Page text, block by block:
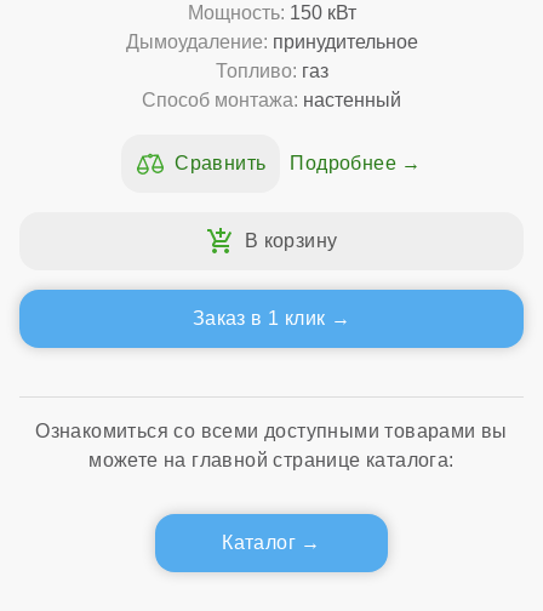
Мощность: 150 кВт
Дымоудаление: принудительное
Топливо: газ
Способ монтажа: настенный
Подробнее
Заказ в 1 клик
Ознакомиться со всеми доступными товарами вы
можете на главной странице каталога:
Каталог